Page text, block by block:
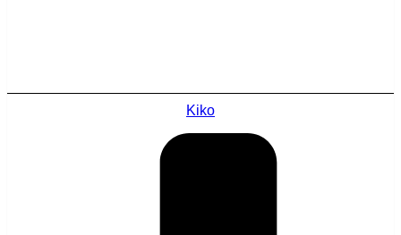
Kiko